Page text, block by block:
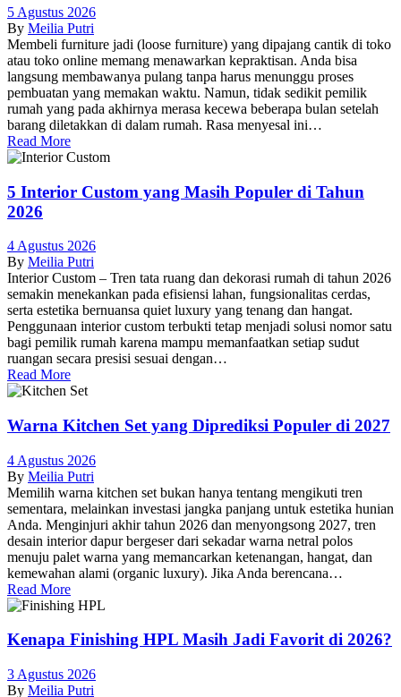
5 Agustus 2026
By Meilia Putri
Membeli furniture jadi (loose furniture) yang dipajang cantik di toko
atau toko online memang menawarkan kepraktisan. Anda bisa
langsung membawanya pulang tanpa harus menunggu proses
pembuatan yang memakan waktu. Namun, tidak sedikit pemilik
rumah yang pada akhirnya merasa kecewa beberapa bulan setelah
barang diletakkan di dalam rumah. Rasa menyesal ini…
Read More
5 Interior Custom yang Masih Populer di Tahun
2026
4 Agustus 2026
By Meilia Putri
Interior Custom – Tren tata ruang dan dekorasi rumah di tahun 2026
semakin menekankan pada efisiensi lahan, fungsionalitas cerdas,
serta estetika bernuansa quiet luxury yang tenang dan hangat.
Penggunaan interior custom terbukti tetap menjadi solusi nomor satu
bagi pemilik rumah karena mampu memanfaatkan setiap sudut
ruangan secara presisi sesuai dengan…
Read More
Warna Kitchen Set yang Diprediksi Populer di 2027
4 Agustus 2026
By Meilia Putri
Memilih warna kitchen set bukan hanya tentang mengikuti tren
sementara, melainkan investasi jangka panjang untuk estetika hunian
Anda. Menginjuri akhir tahun 2026 dan menyongsong 2027, tren
desain interior dapur bergeser dari sekadar warna netral polos
menuju palet warna yang memancarkan ketenangan, hangat, dan
kemewahan alami (organic luxury). Jika Anda berencana…
Read More
Kenapa Finishing HPL Masih Jadi Favorit di 2026?
3 Agustus 2026
By Meilia Putri